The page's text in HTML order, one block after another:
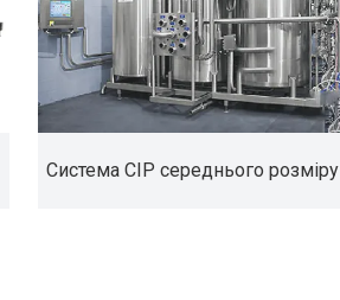
Система CIP середнього розміру